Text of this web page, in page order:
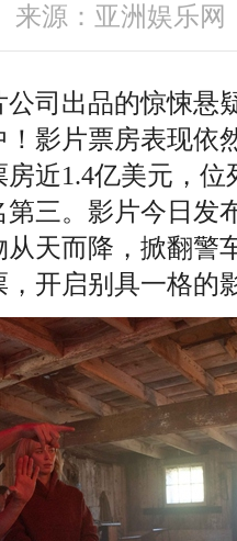
来源：亚洲娱乐网
出品的惊悚悬
影片票房表现依
近1.4亿美元，位
三。影片今日发
天而降，掀翻警
开启别具一格的